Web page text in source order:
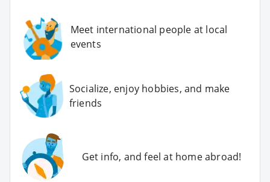
Meet international people at local
events
Socialize, enjoy hobbies, and make
friends
Get info, and feel at home abroad!